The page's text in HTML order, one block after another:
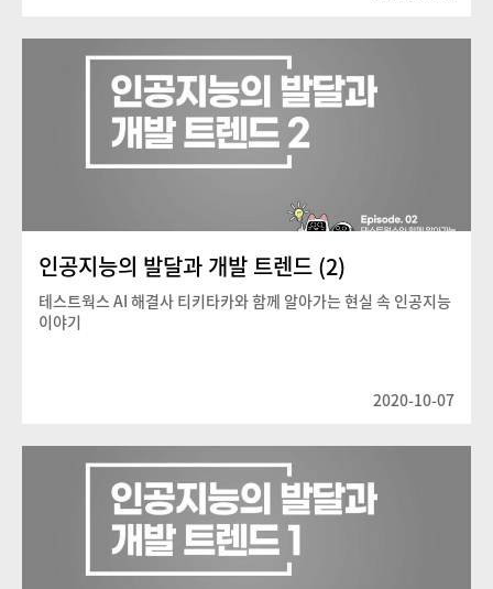
인공지능의 발달과 개발 트렌드 (2)
테스트웍스 AI 해결사 티키타카와 함께 알아가는 현실 속 인공지능
이야기
2020-10-07